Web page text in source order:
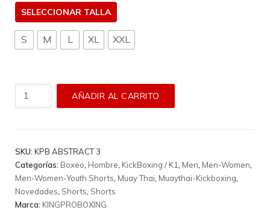
TALLA
S M L XL XXL
Short
Boxing
Kpb
Abstract
3
cantidad
AÑADIR AL CARRITO
SKU: KPB ABSTRACT 3
Categorías: Boxeo Hombre KickBoxing / K1 Men Men-Women
Men-Women-Youth Shorts Muay Thai Muaythai-Kickboxing
Novedades Shorts Shorts
Marca: KINGPROBOXING